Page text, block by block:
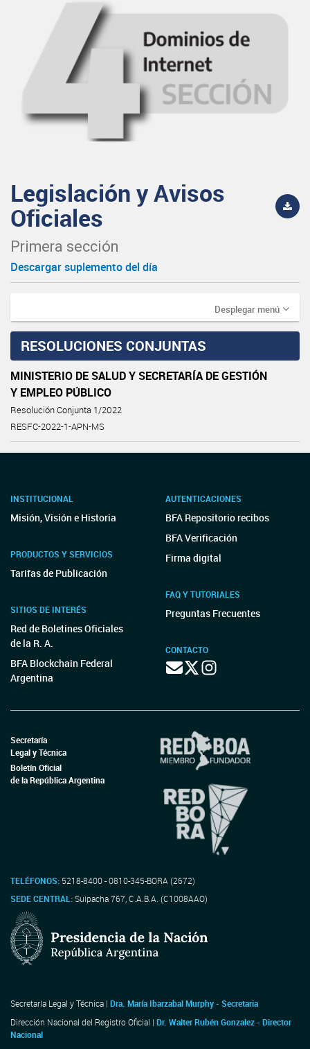
Legislación y Avisos
Oficiales
Primera sección
Descargar suplemento del día
Desplegar menú
RESOLUCIONES CONJUNTAS
MINISTERIO DE SALUD Y SECRETARÍA DE GESTIÓN
Y EMPLEO PÚBLICO
Resolución Conjunta 1/2022
RESFC-2022-1-APN-MS
INSTITUCIONAL
Misión, Visión e Historia
PRODUCTOS Y SERVICIOS
Tarifas de Publicación
SITIOS DE INTERÉS
Red de Boletines Oficiales
de la R. A.
BFA Blockchain Federal
Argentina
AUTENTICACIONES
BFA Repositorio recibos
BFA Verificación
Firma digital
FAQ Y TUTORIALES
Preguntas Frecuentes
CONTACTO
Secretaría
Legal y Técnica
Boletín Oficial
de la República Argentina
TELÉFONOS: 5218-8400 - 0810-345-BORA (2672)
SEDE CENTRAL:Suipacha 767, C.A.B.A. (C1008AAO)
Secretaría Legal y Técnica | Dra. María Ibarzabal Murphy - Secretaria
Dirección Nacional del Registro Oficial | Dr. Walter Rubén Gonzalez - Director
Nacional